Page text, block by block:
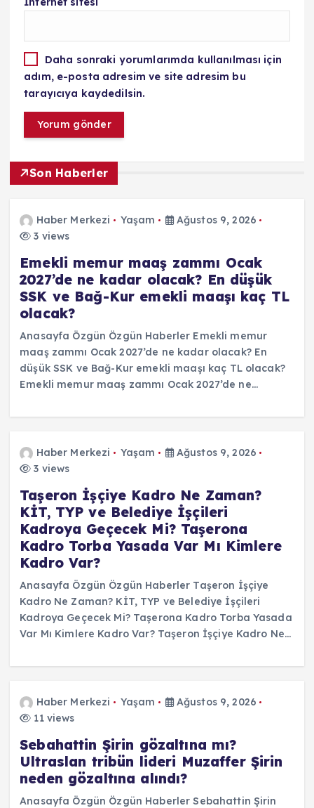
Daha sonraki yorumlarımda kullanılması için
adım, e-posta adresim ve site adresim bu
tarayıcıya kaydedilsin.
Son Haberler
Haber Merkezi Yaşam
Ağustos 9, 2026
3 views
Emekli memur maaş zammı Ocak
2027’de ne kadar olacak? En düşük
SSK ve Bağ-Kur emekli maaşı kaç TL
olacak?
Anasayfa Özgün Özgün Haberler Emekli memur
maaş zammı Ocak 2027’de ne kadar olacak? En
düşük SSK ve Bağ-Kur emekli maaşı kaç TL olacak?
Emekli memur maaş zammı Ocak 2027’de ne…
Haber Merkezi Yaşam
Ağustos 9, 2026
3 views
Taşeron İşçiye Kadro Ne Zaman?
KİT, TYP ve Belediye İşçileri
Kadroya Geçecek Mi? Taşerona
Kadro Torba Yasada Var Mı Kimlere
Kadro Var?
Anasayfa Özgün Özgün Haberler Taşeron İşçiye
Kadro Ne Zaman? KİT, TYP ve Belediye İşçileri
Kadroya Geçecek Mi? Taşerona Kadro Torba Yasada
Var Mı Kimlere Kadro Var? Taşeron İşçiye Kadro Ne…
Haber Merkezi Yaşam
Ağustos 9, 2026
11 views
Sebahattin Şirin gözaltına mı?
Ultraslan tribün lideri Muzaffer Şirin
neden gözaltına alındı?
Anasayfa Özgün Özgün Haberler Sebahattin Şirin